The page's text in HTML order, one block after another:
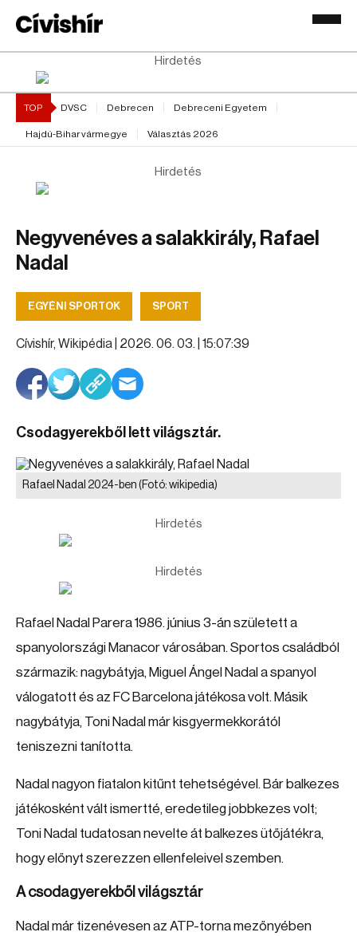
Hirdetés
TOP DVSC Debrecen Debreceni Egyetem
Hajdú-Bihar vármegye Választás 2026
Hirdetés
Negyvenéves a salakkirály, Rafael
Nadal
EGYÉNI SPORTOK SPORT
Cívishír, Wikipédia | 2026. 06. 03. | 15:07:39
Csodagyerekből lett világsztár.
Rafael Nadal 2024-ben (Fotó: wikipedia)
Hirdetés
Hirdetés
Rafael Nadal Parera 1986. június 3-án született a
spanyolországi Manacor városában. Sportos családból
származik: nagybátyja, Miguel Ángel Nadal a spanyol
válogatott és az FC Barcelona játékosa volt. Másik
nagybátyja, Toni Nadal már kisgyermekkorától
teniszezni tanította.
Nadal nagyon fiatalon kitűnt tehetségével. Bár balkezes
játékosként vált ismertté, eredetileg jobbkezes volt;
Toni Nadal tudatosan nevelte át balkezes ütőjátékra,
hogy előnyt szerezzen ellenfeleivel szemben.
A csodagyerekből világsztár
Nadal már tizenévesen az ATP-torna mezőnyében